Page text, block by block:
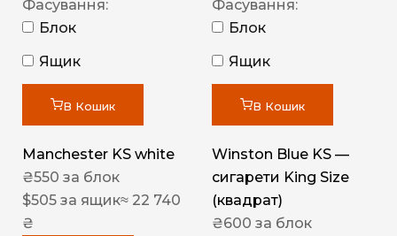
Фасування:
Блок
Ящик
В Кошик
Manchester KS white
₴550 за блок
$505 за ящик≈ 22 740
₴
Фасування:
Блок
Ящик
В Кошик
Winston Blue KS —
сигарети King Size
(квадрат)
₴600 за блок